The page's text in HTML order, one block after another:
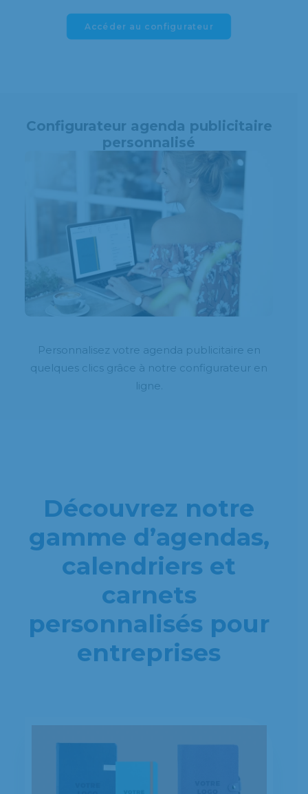
Accéder au configurateur
Configurateur agenda publicitaire
personnalisé
Personnalisez votre agenda publicitaire en
quelques clics grâce à notre configurateur en
ligne.
Découvrez notre
gamme d’agendas,
calendriers et
carnets
personnalisés pour
entreprises